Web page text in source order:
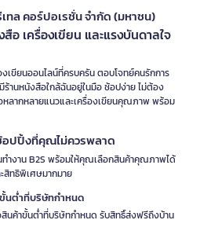
เทล คอร์ปอเรชั่น จำกัด (มหาชน)
อ เครื่องเขียน และแรงบันดาลใจ
เขียนออนไลน์ที่ครบครัน ตอบโจทย์คนรักการ
านหนังสือใกล้ฉันอยู่ในมือ ช้อปง่าย ไม่ต้อง
หลากหลายแนวและเครื่องเขียนคุณภาพ พร้อม
อปปิ้งที่คุณไม่ควรพลาด
ทำงาน B2S พร้อมให้คุณเลือกสินค้าคุณภาพได้
สิทธิพิเศษมากมาย
นต่ำที่บริษัทกำหนด
นค้าขั้นต่ำที่บริษัทกำหนด รับสิทธิ์ส่งฟรีถึงบ้าน